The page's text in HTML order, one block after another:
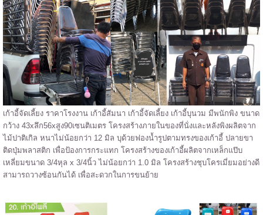
เก้าอี้จัดเลี้ยง ราคาโรงงาน เก้าอี้สัมนา เก้าอี้จัดเลี้ยง เก้าอี้บุนวม มีพนักพิง ขนาด
กว้าง 43xลึก56xสูง90เซนติเมตร โครงสร้างภายในของที่นั่งและหลังพิงผลิตจาก
ไม้ปาติเกิล หนาไม่น้อยกว่า 12 มิล บุด้วยฟองน้ำรูปตามทรงของเก้าอี้ ปลายขา
ติดปุ่มพลาสติก เพื่อป้องการกระแทก โครงสร้างของเก้าอี้ผลิตจากเหล็กแป๊บ
เหลี่ยมขนาด 3/4หุล x 3/4นิ้ว ไม่น้อยกว่า 1.0 มิล โครงสร้างชุบโครเมี่ยมอย่างดี
สามารถวางซ้อนกันได้ เพื่อสะดวกในการขนย้าย